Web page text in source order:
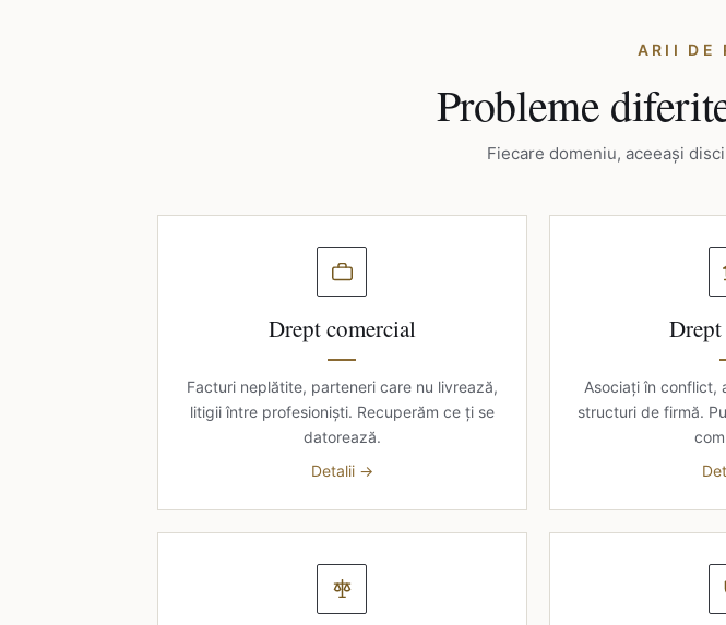
ARII DE
Probleme
Fiecare domeniu, aceeași
Drept comercial
Facturi neplătite, parteneri care nu livrează,
litigii între profesioniști. Recuperăm ce ți se
datorează.
Detalii →
Asociați în conflict,
structuri de firmă.